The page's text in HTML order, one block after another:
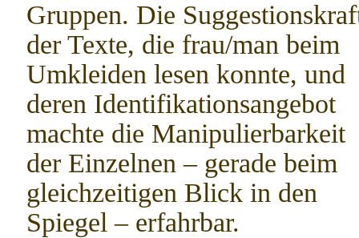
Gruppen. Die
der Texte, die frau/man beim
Umkleiden lesen konnte, und
deren Identifikationsangebot
machte die Manipulierbarkeit
der Einzelnen – gerade beim
gleichzeitigen Blick in den
Spiegel – erfahrbar.